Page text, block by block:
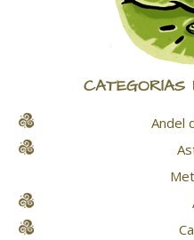
CATEGORÍAS
Andel